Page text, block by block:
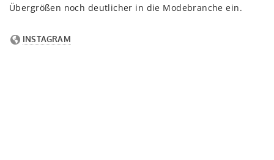
Übergrößen noch deutlicher in die Modebranche ein.